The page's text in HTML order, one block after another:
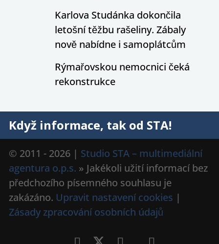
Karlova Studánka dokončila
letošní těžbu rašeliny. Zábaly
nově nabídne i samoplátcům
Rýmařovskou nemocnici čeká
rekonstrukce
Když informace, tak od STA!
© 2011 - 2026 | Studio STA – multimediální
agentura o.p.s. » Jakékoli užití informací bez
předchozího písemného souhlasu je
zakázáno. Upravit nastavení cookies |
Zásady zpracování osobních údajů